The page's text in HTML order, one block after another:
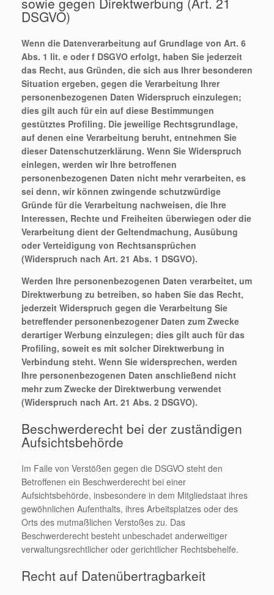
DSGVO)
Wenn die Datenverarbeitung auf Grundlage von Art. 6
Abs. 1 lit. e oder f DSGVO erfolgt, haben Sie jederzeit
das Recht, aus Gründen, die sich aus Ihrer besonderen
Situation ergeben, gegen die Verarbeitung Ihrer
personenbezogenen Daten Widerspruch einzulegen;
dies gilt auch für ein auf diese Bestimmungen
gestütztes Profiling. Die jeweilige Rechtsgrundlage,
auf denen eine Verarbeitung beruht, entnehmen Sie
dieser Datenschutzerklärung. Wenn Sie Widerspruch
einlegen, werden wir Ihre betroffenen
personenbezogenen Daten nicht mehr verarbeiten, es
sei denn, wir können zwingende schutzwürdige
Gründe für die Verarbeitung nachweisen, die Ihre
Interessen, Rechte und Freiheiten überwiegen oder die
Verarbeitung dient der Geltendmachung, Ausübung
oder Verteidigung von Rechtsansprüchen
(Widerspruch nach Art. 21 Abs. 1 DSGVO).
Werden Ihre personenbezogenen Daten verarbeitet, um
Direktwerbung zu betreiben, so haben Sie das Recht,
jederzeit Widerspruch gegen die Verarbeitung Sie
betreffender personenbezogener Daten zum Zwecke
derartiger Werbung einzulegen; dies gilt auch für das
Profiling, soweit es mit solcher Direktwerbung in
Verbindung steht. Wenn Sie widersprechen, werden
Ihre personenbezogenen Daten anschließend nicht
mehr zum Zwecke der Direktwerbung verwendet
(Widerspruch nach Art. 21 Abs. 2 DSGVO).
Beschwerderecht bei der zuständigen
Aufsichtsbehörde
Im Falle von Verstößen gegen die DSGVO steht den
Betroffenen ein Beschwerderecht bei einer
Aufsichtsbehörde, insbesondere in dem Mitgliedstaat ihres
gewöhnlichen Aufenthalts, ihres Arbeitsplatzes oder des
Orts des mutmaßlichen Verstoßes zu. Das
Beschwerderecht besteht unbeschadet anderweitiger
verwaltungsrechtlicher oder gerichtlicher Rechtsbehelfe.
Recht auf Datenübertragbarkeit